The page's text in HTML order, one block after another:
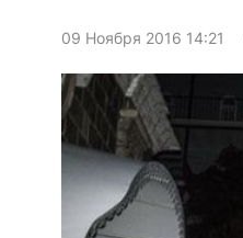
09 Ноября 2016 14:21